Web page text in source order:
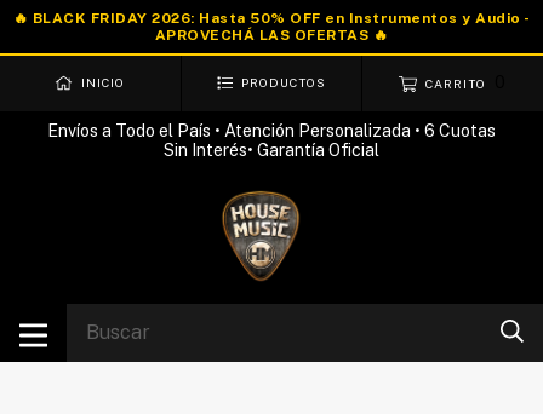
INICIO PRODUCTOS CARRITO
Envíos a Todo el País • Atención Personalizada • 6 Cuotas
Sin Interés• Garantía Oficial